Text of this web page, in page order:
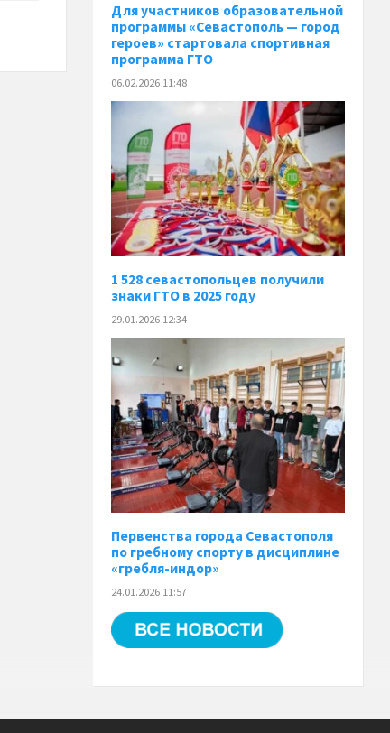
Для участников образовательной
программы «Севастополь — город
героев» стартовала спортивная
программа ГТО
06.02.2026 11:48
1 528 севастопольцев получили
знаки ГТО в 2025 году
29.01.2026 12:34
Первенства города Севастополя
по гребному спорту в дисциплине
«гребля-индор»
24.01.2026 11:57